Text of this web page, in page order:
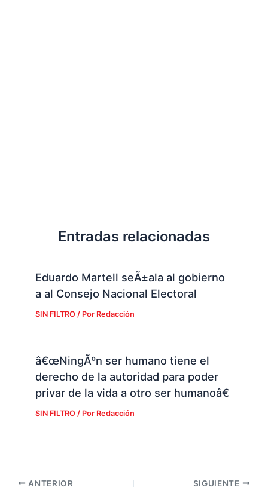
Entradas relacionadas
Eduardo Martell seÃ±ala al gobierno
a al Consejo Nacional Electoral
SIN FILTRO/ Por Redacción
â€œNingÃºn ser humano tiene el
derecho de la autoridad para poder
privar de la vida a otro ser humanoâ€
SIN FILTRO/ Por Redacción
ANTERIOR SIGUIENTE